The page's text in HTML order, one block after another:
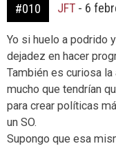
#010 JFT - 6
Yo si huelo a podrido
dejadez en hacer
También es curiosa
mucho que tendrían
para crear políticas
un SO.
Supongo que esa